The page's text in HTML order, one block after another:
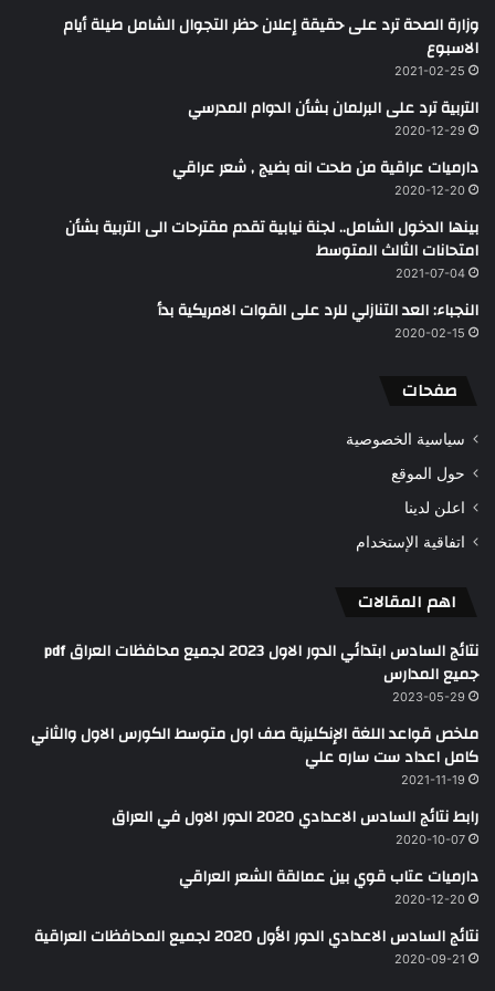
وزارة الصحة ترد على حقيقة إعلان حظر التجوال الشامل طيلة أيام
الاسبوع
2021-02-25
التربية ترد على البرلمان بشأن الدوام المدرسي
2020-12-29
دارميات عراقية من طحت انه بضيج , شعر عراقي
2020-12-20
بينها الدخول الشامل.. لجنة نيابية تقدم مقترحات الى التربية بشأن
امتحانات الثالث المتوسط
2021-07-04
النجباء: العد التنازلي للرد على القوات الامريكية بدأ
2020-02-15
صفحات
سياسية الخصوصية
حول الموقع
اعلن لدينا
اتفاقية الإستخدام
اهم المقالات
نتائج السادس ابتدائي الدور الاول 2023 لجميع محافظات العراق pdf
جميع المدارس
2023-05-29
ملخص قواعد اللغة الإنكليزية صف اول متوسط الكورس الاول والثاني
كامل اعداد ست ساره علي
2021-11-19
رابط نتائج السادس الاعدادي 2020 الدور الاول في العراق
2020-10-07
دارميات عتاب قوي بين عمالقة الشعر العراقي
2020-12-20
نتائج السادس الاعدادي الدور الأول 2020 لجميع المحافظات العراقية
2020-09-21